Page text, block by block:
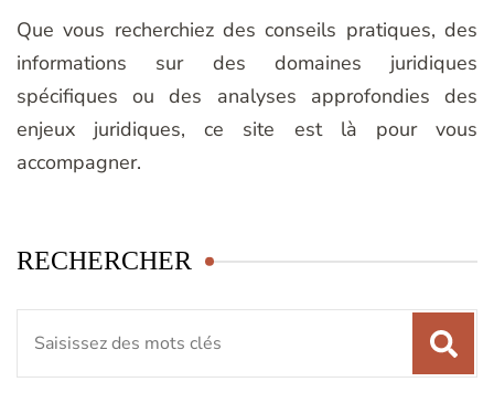
Que vous recherchiez des conseils pratiques, des
informations sur des domaines juridiques
spécifiques ou des analyses approfondies des
enjeux juridiques, ce site est là pour vous
accompagner.
RECHERCHER